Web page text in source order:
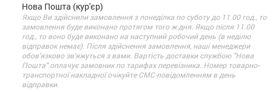
Нова Пошта (кур'єр)
Якщо Ви здійснили замовлення з понеділка по суботу до 11.00 год., то
замовлення буде виконано протягом того ж дня. Якщо після 11.00
год., то воно буде виконано на наступний робочий день (в неділю
відправок немає). Після здійснення замовлення, наші менеджери
обов'язково зв'яжуться з вами. Вартість доставки службою "Нова
Пошта" оплачує замовник по тарифах перевізника. Номер товарно-
транспортної накладної очікуйте СМС-повідомленням в день
відправки.